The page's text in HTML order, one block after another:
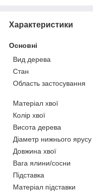
Характеристики
Основні
Вид дерева
Стан
Область застосування
Матеріал хвої
Колір хвої
Висота дерева
Діаметр нижнього ярусу
Довжина хвої
Вага ялини/сосни
Підставка
Матеріал підставки